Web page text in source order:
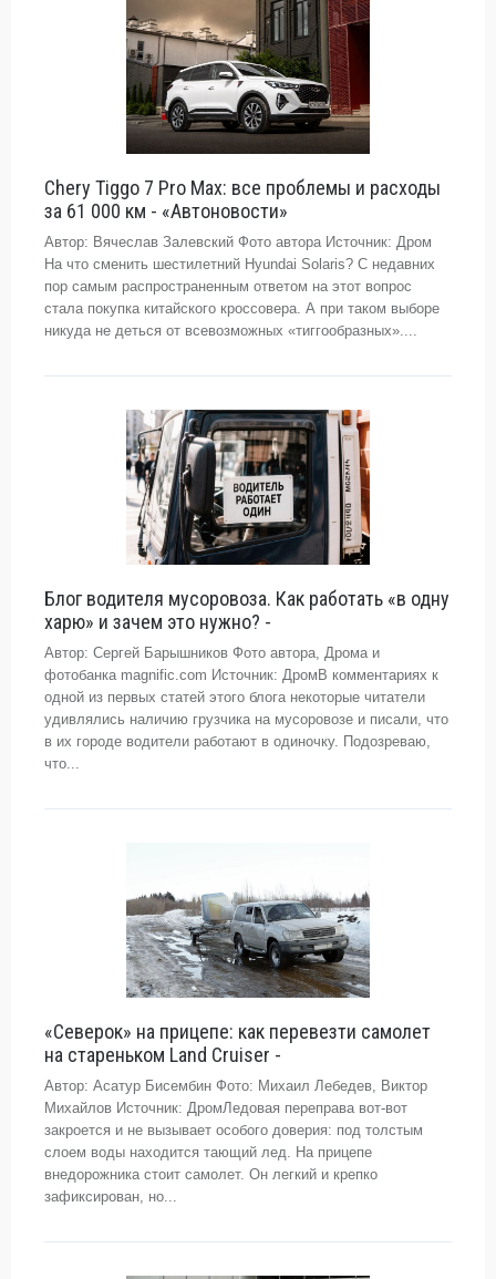
Chery Tiggo 7 Pro Max: все проблемы и расходы
за 61 000 км - «Автоновости»
Автор: Вячеслав Залевский Фото автора Источник: Дром
На что сменить шестилетний Hyundai Solaris? С недавних
пор самым распространенным ответом на этот вопрос
стала покупка китайского кроссовера. А при таком выборе
никуда не деться от всевозможных «тиггообразных»....
Блог водителя мусоровоза. Как работать «в одну
харю» и зачем это нужно? -
Автор: Сергей Барышников Фото автора, Дрома и
фотобанка magnific.com Источник: ДромВ комментариях к
одной из первых статей этого блога некоторые читатели
удивлялись наличию грузчика на мусоровозе и писали, что
в их городе водители работают в одиночку. Подозреваю,
что...
«Северок» на прицепе: как перевезти самолет
на стареньком Land Cruiser -
Автор: Асатур Бисембин Фото: Михаил Лебедев, Виктор
Михайлов Источник: ДромЛедовая переправа вот-вот
закроется и не вызывает особого доверия: под толстым
слоем воды находится тающий лед. На прицепе
внедорожника стоит самолет. Он легкий и крепко
зафиксирован, но...